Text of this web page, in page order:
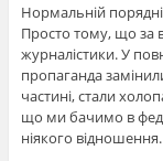
Нормальній
Просто тому, що за
журналістики. У
пропаганда
частині, стали
що ми бачимо в
ніякого